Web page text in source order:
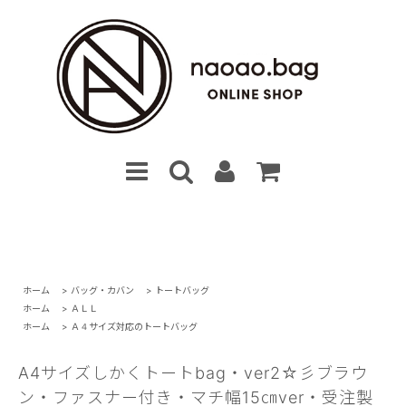
ホーム > バッグ・カバン > トートバッグ
ホーム
> ＡＬＬ
ホーム
> Ａ４サイズ対応のトートバッグ
A4サイズしかくトートbag・ver2☆彡ブラウ
ン・ファスナー付き・マチ幅15㎝ver・受注製